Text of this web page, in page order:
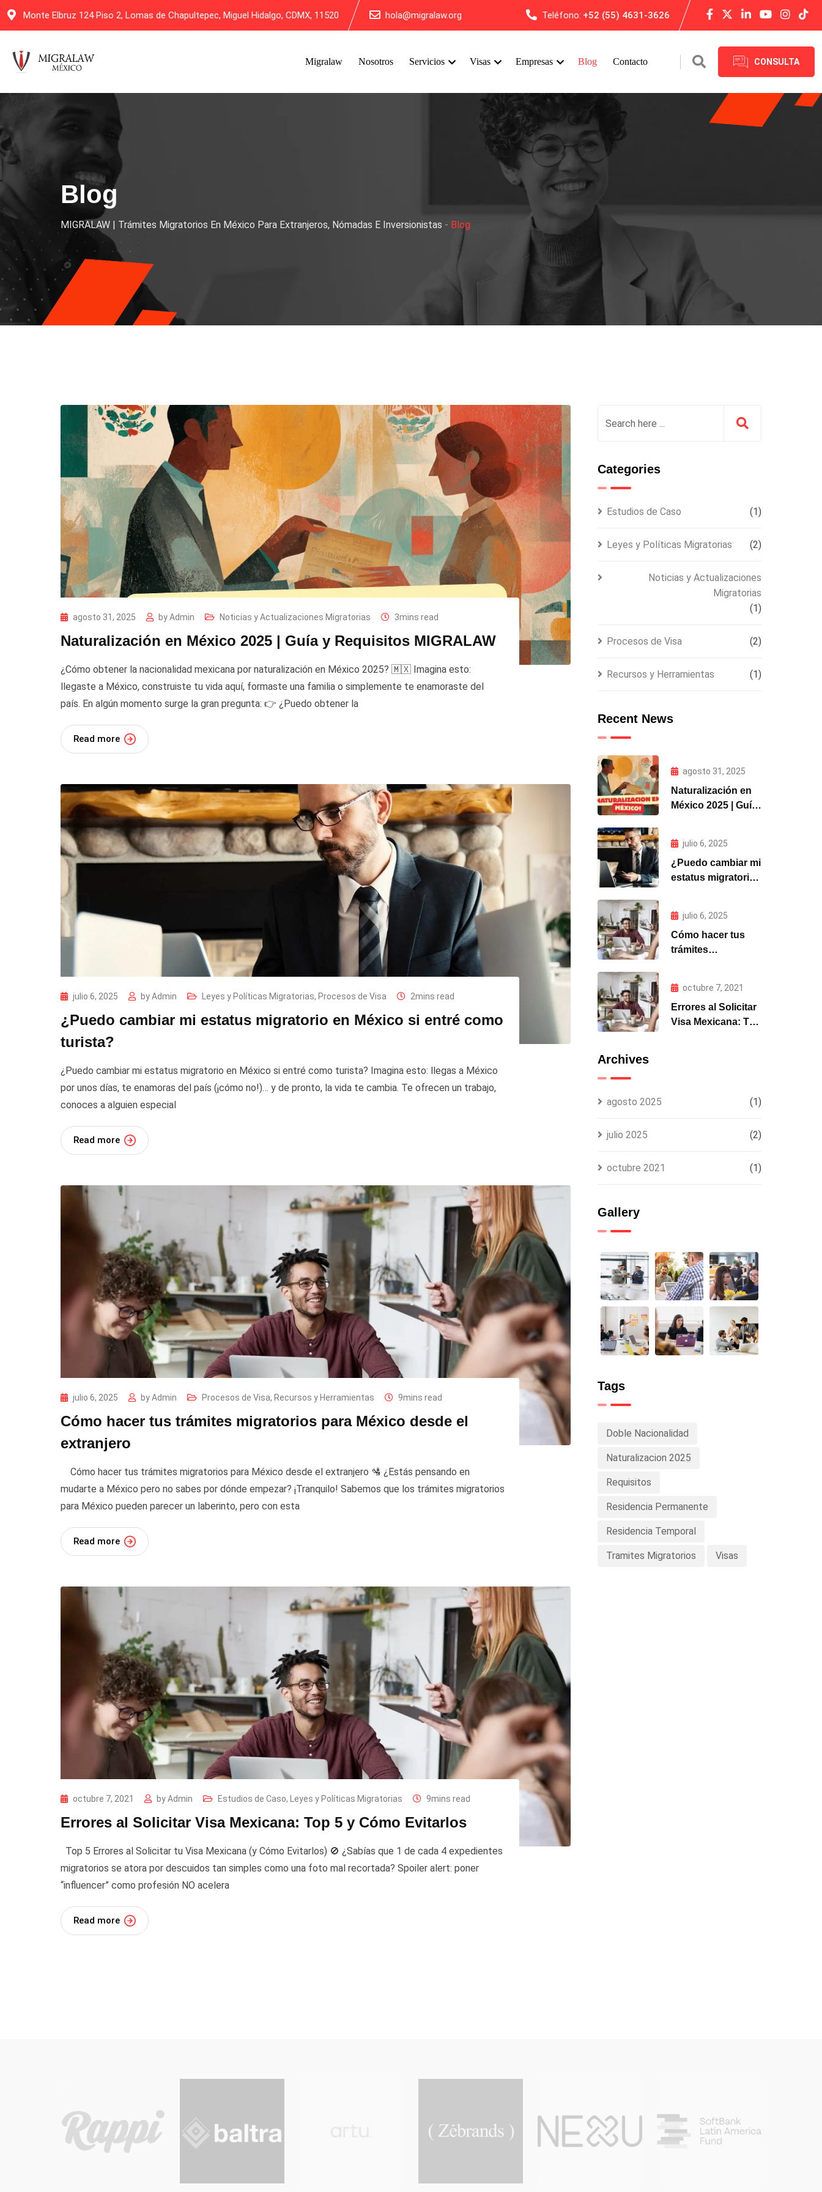
Monte Elbruz 124 Piso 2, Lomas de Chapultepec, Miguel Hidalgo, CDMX, 11520 hola@migralaw.org Teléfono: +52 (55) 4631-3626
Migralaw Nosotros Servicios Visas Empresas Blog Contacto CONSULTA
Blog
MIGRALAW | Trámites Migratorios En México Para Extranjeros, Nómadas E Inversionistas - Blog
agosto 31, 2025 byAdmin Noticias y Actualizaciones Migratorias 3mins read
Naturalización en México 2025 | Guía y Requisitos MIGRALAW
¿Cómo obtener la nacionalidad mexicana por naturalización en México 2025? 🇲🇽 Imagina esto:
llegaste a México, construiste tu vida aquí, formaste una familia o simplemente te enamoraste del
país. En algún momento surge la gran pregunta: 👉 ¿Puedo obtener la
Read more
julio 6, 2025 byAdmin Leyes y Políticas Migratorias, Procesos de Visa 2mins read
¿Puedo cambiar mi estatus migratorio en México si entré como
turista?
¿Puedo cambiar mi estatus migratorio en México si entré como turista? Imagina esto: llegas a México
por unos días, te enamoras del país (¡cómo no!)… y de pronto, la vida te cambia. Te ofrecen un trabajo,
conoces a alguien especial
Read more
julio 6, 2025 byAdmin Procesos de Visa, Recursos y Herramientas 9mins read
Cómo hacer tus trámites migratorios para México desde el
extranjero
Cómo hacer tus trámites migratorios para México desde el extranjero 🛂 ¿Estás pensando en
mudarte a México pero no sabes por dónde empezar? ¡Tranquilo! Sabemos que los trámites migratorios
para México pueden parecer un laberinto, pero con esta
Read more
octubre 7, 2021 byAdmin Estudios de Caso, Leyes y Políticas Migratorias 9mins read
Errores al Solicitar Visa Mexicana: Top 5 y Cómo Evitarlos
Top 5 Errores al Solicitar tu Visa Mexicana (y Cómo Evitarlos) 🚫 ¿Sabías que 1 de cada 4 expedientes
migratorios se atora por descuidos tan simples como una foto mal recortada? Spoiler alert: poner
“influencer” como profesión NO acelera
Read more
Categories
Estudios de Caso (1)
Leyes y Políticas Migratorias (2)
Noticias y Actualizaciones
Migratorias
(1)
Procesos de Visa (2)
Recursos y Herramientas (1)
Recent News
agosto 31, 2025
Naturalización en
México 2025 | Guía
julio 6, 2025
¿Puedo cambiar mi
estatus migratorio
julio 6, 2025
Cómo hacer tus
trámites
extranjero
octubre 7, 2021
Errores al Solicitar
Visa Mexicana: Top
Archives
agosto 2025 (1)
julio 2025 (2)
octubre 2021 (1)
Gallery
Tags
Doble Nacionalidad
Naturalizacion 2025
Requisitos
Residencia Permanente
Residencia Temporal
Tramites Migratorios Visas